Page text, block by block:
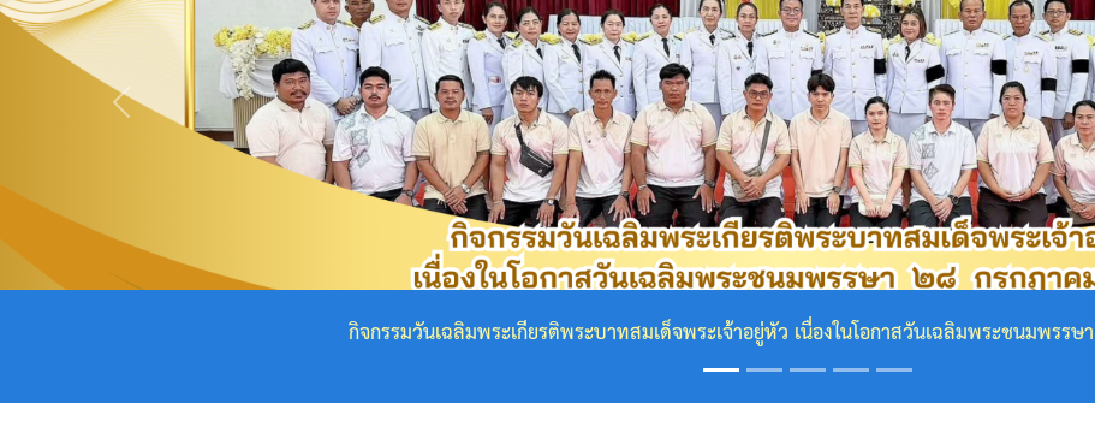
โครงสร้าง
องค์กร
ผู้
บริหาร
โครงสร้าง
ผู้
สถิตในใจไทยนิรันดร์ น้อมสำนึกในพระกรุณาธิคุณเป็นล้นพ้น ข้าพระพุทธเจ้า คณะผู้บริหาร สมาชิกสภา ข้าราชกา
Previous